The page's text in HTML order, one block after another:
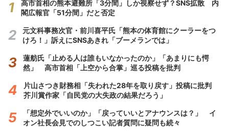
高市首相の熊本避難所「3分間」しか視察せず？SNS拡散 内
閣広報官「51分間」だと否定
元文科事務次官・前川喜平氏「熊本の体育館にクーラーをつ
けろ！」訴えにSNSあきれ「ブーメランでは」
蓮舫氏「止める人は誰もいなかったのか」「あまりにも愕
然」 高市首相「上空から合掌」巡る投稿を批判
片山さつき財務相「失われた28年を取り戻す」投稿に批判
芥川賞作家「自民党の大失政の結果だろう」
「想定外でいいのか」「戻っていいとアナウンスは？」 イ
オン社長会見でのしつこい記者質問に疑問も続々